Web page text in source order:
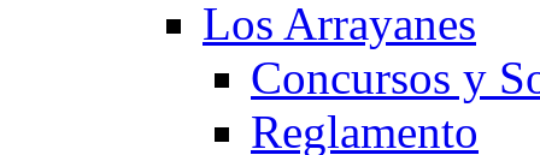
Los Arrayanes
Concursos y
Reglamento